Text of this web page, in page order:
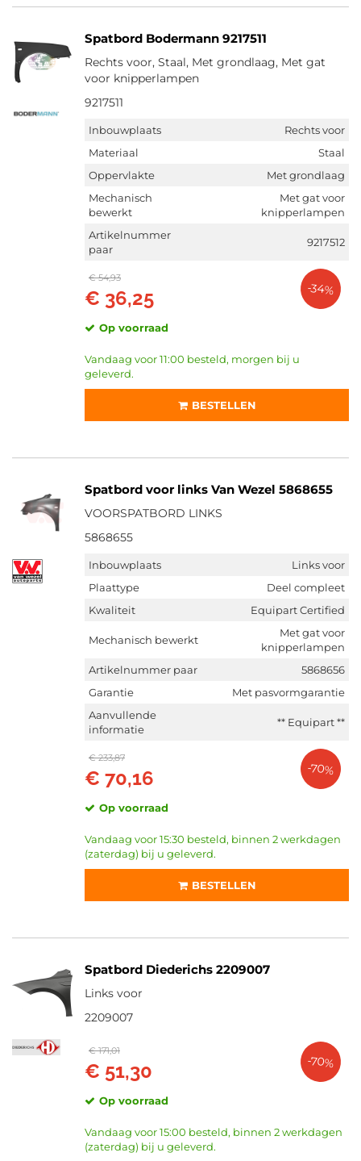
Spatbord Bodermann 9217511
Rechts voor, Staal, Met grondlaag, Met gat
voor knipperlampen
9217511
Inbouwplaats
Rechts voor
Materiaal
Staal
Oppervlakte
Met grondlaag
Mechanisch
bewerkt
Met gat voor
knipperlampen
Artikelnummer
paar
9217512
€ 54,93
€ 36,25 -34%
Op voorraad
Vandaag voor 11:00 besteld, morgen bij u
geleverd.
BESTELLEN
Spatbord voor links Van Wezel 5868655
VOORSPATBORD LINKS
5868655
Inbouwplaats
Links voor
Plaattype
Deel compleet
Kwaliteit
Equipart Certified
Mechanisch bewerkt
Met gat voor
knipperlampen
Artikelnummer paar
5868656
Garantie
Met pasvormgarantie
Aanvullende
informatie
** Equipart **
€ 233,87
€ 70,16 -70%
Op voorraad
Vandaag voor 15:30 besteld, binnen 2 werkdagen
(zaterdag) bij u geleverd.
BESTELLEN
Spatbord Diederichs 2209007
Links voor
2209007
€ 171,01
€ 51,30 -70%
Op voorraad
Vandaag voor 15:00 besteld, binnen 2 werkdagen
(zaterdag) bij u geleverd.